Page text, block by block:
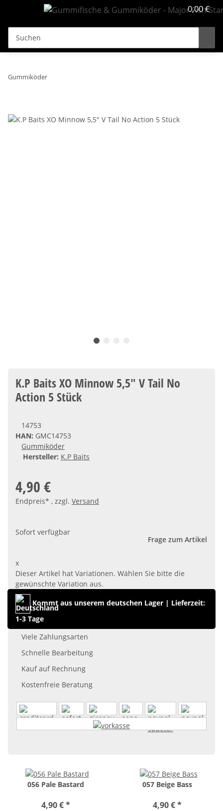
0,00 €
Gummiköder
K.P Baits XO Minnow 5,5" V Tail No
Action 5 Stück
14753
HAN: GMC14753
Gummiköder
Hersteller: K.P Baits
4,90 €
Endpreis* , zzgl. Versand
Sofort verfügbar
Frage zum Artikel
x
Dieser Artikel hat Variationen. Wählen Sie bitte die
gewünschte Variation aus.
Kommt aus unserem deutschen Lager | Lieferzeit:
1-3 Tage
Viele Zahlungsarten
Schnelle Bearbeitung
Kauf auf Rechnung
Kostenfreie Beratung
056 Pale Bastard
4,90 €*
057 Beige Bass
4,90 €*